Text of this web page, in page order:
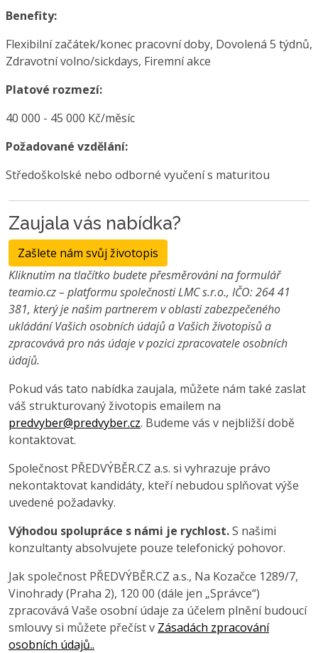
Benefity:
Flexibilní začátek/konec pracovní doby, Dovolená 5 týdnů,
Zdravotní volno/sickdays, Firemní akce
Platové rozmezí:
40 000 - 45 000 Kč/měsíc
Požadované vzdělání:
Středoškolské nebo odborné vyučení s maturitou
Zaujala vás nabídka?
Zašlete nám svůj životopis
Kliknutím na tlačítko budete přesměrováni na formulář
teamio.cz – platformu společnosti LMC s.r.o., IČO: 264 41
381, který je našim partnerem v oblasti zabezpečeného
ukládání Vašich osobních údajů a Vašich životopisů a
zpracovává pro nás údaje v pozici zpracovatele osobních
údajů.
Pokud vás tato nabídka zaujala, můžete nám také zaslat
váš strukturovaný životopis emailem na
predvyber@predvyber.cz. Budeme vás v nejbližší době
kontaktovat.
Společnost PŘEDVÝBĚR.CZ a.s. si vyhrazuje právo
nekontaktovat kandidáty, kteří nebudou splňovat výše
uvedené požadavky.
Výhodou spolupráce s námi je rychlost.S našimi
konzultanty absolvujete pouze telefonický pohovor.
Jak společnost PŘEDVÝBĚR.CZ a.s., Na Kozačce 1289/7,
Vinohrady (Praha 2), 120 00 (dále jen „Správce“)
zpracovává Vaše osobní údaje za účelem plnění budoucí
smlouvy si můžete přečíst v Zásadách zpracování
osobních údajů..